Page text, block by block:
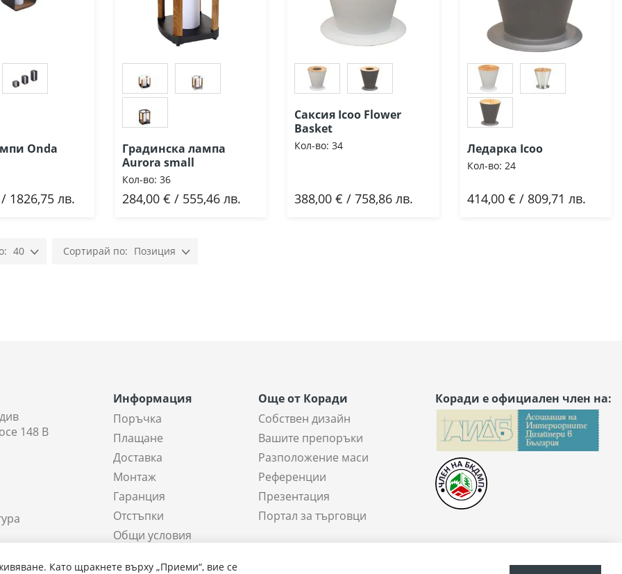
Onda
1826,75 лв.
Градинска лампа
Aurora small
Кол-во: 36
284,00 € / 555,46 лв.
Добави
Саксия Icoo Flower
Basket
Кол-во: 34
388,00 € / 758,86 лв.
Добави
Ледарка Icoo
Кол-во: 24
414,00 € / 809,71 лв.
Добави
40 Позиция
148 В
Информация
Поръчка
Плащане
Доставка
Монтаж
Гаранция
Отстъпки
Общи условия
Още от Коради
Собствен дизайн
Вашите препоръки
Разположение маси
Референции
Презентация
Портал за търговци
Коради е официален член на:
Като щракнете върху „Приеми“, вие се